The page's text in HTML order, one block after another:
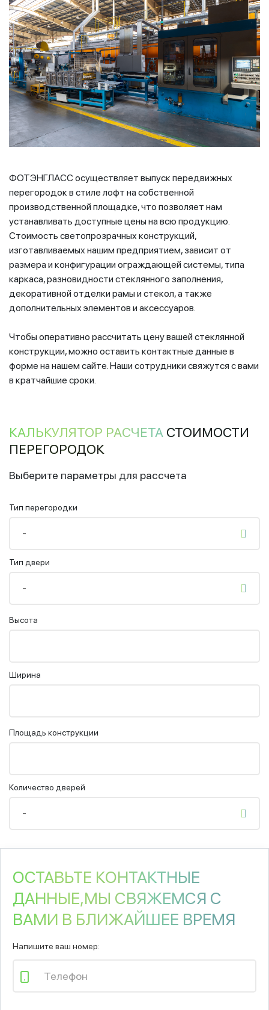
ФОТЭНГЛАСС осуществляет выпуск передвижных
перегородок в стиле лофт на собственной
производственной площадке, что позволяет нам
устанавливать доступные цены на всю продукцию.
Стоимость светопрозрачных конструкций,
изготавливаемых нашим предприятием, зависит от
размера и конфигурации ограждающей системы, типа
каркаса, разновидности стеклянного заполнения,
декоративной отделки рамы и стекол, а также
дополнительных элементов и аксессуаров.
Чтобы оперативно рассчитать цену вашей стеклянной
конструкции, можно оставить контактные данные в
форме на нашем сайте. Наши сотрудники свяжутся с вами
в кратчайшие сроки.
КАЛЬКУЛЯТОР РАСЧЕТА СТОИМОСТИ
ПЕРЕГОРОДОК
Выберите параметры для рассчета
Тип перегородки
-
Тип двери
-
Высота
Ширина
Площадь конструкции
Количество дверей
-
ОСТАВЬТЕ КОНТАКТНЫЕ
ДАННЫЕ,МЫ СВЯЖЕМСЯ С
ВАМИ В БЛИЖАЙШЕЕ ВРЕМЯ
Напишите ваш номер: